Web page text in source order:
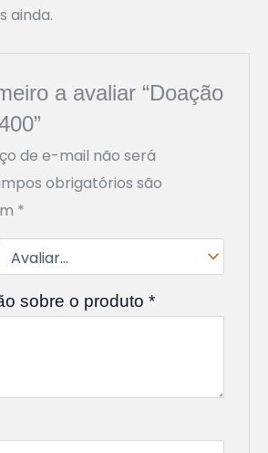
ainda.
a avaliar “Doação
de e-mail não será
obrigatórios são
*
sobre o produto *